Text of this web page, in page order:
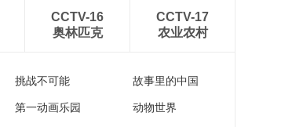
CCTV-16
奥林匹克
CCTV-17
农业农村
挑战不可能 故事里的中国
第一动画乐园 动物世界